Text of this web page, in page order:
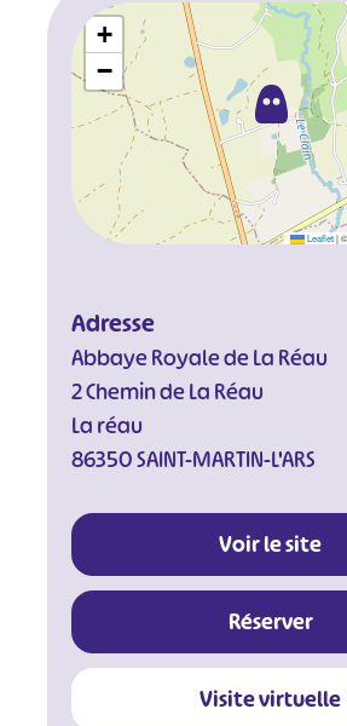
+
−
Leaflet |
Adresse
Abbaye Royale de La Réau
2 Chemin de La Réau
La réau
86350 SAINT-MARTIN-L'ARS
Voir le site
Réserver
Visite virtuelle